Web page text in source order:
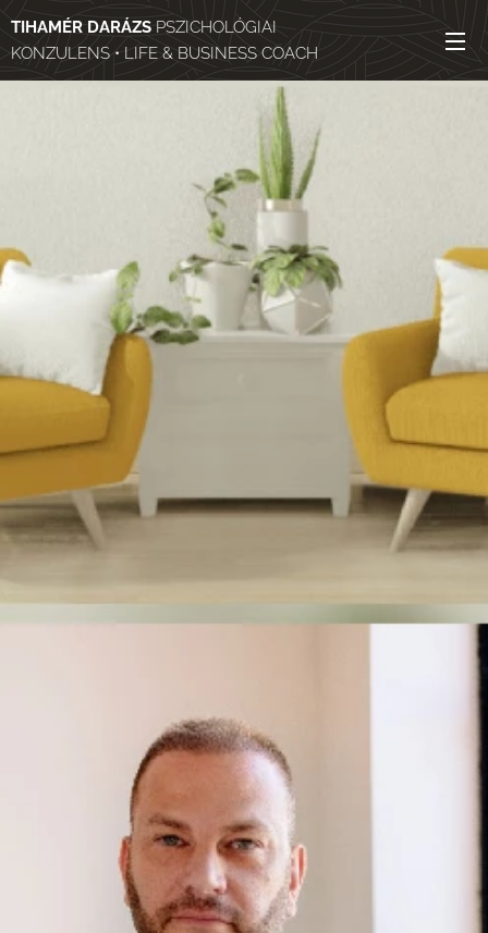
TIHAMÉR DARÁZS PSZICHOLÓGIAI
KONZULENS • LIFE & BUSINESS COACH